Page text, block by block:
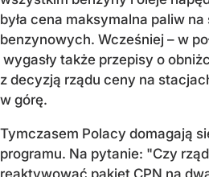
była cena maksymalna paliw
benzynowych. Wcześniej – w
wygasły także przepisy o
z decyzją rządu ceny na
w górę.
Tymczasem Polacy domagają
programu. Na pytanie: "Czy
reaktywować pakiet CPN na